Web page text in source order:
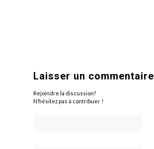
Laisser un commentaire
Rejoindre la discussion?
N’hésitez pas à contribuer !